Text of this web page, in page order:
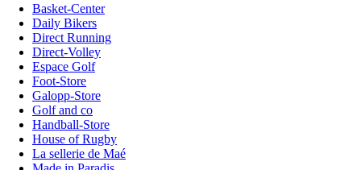
Basket-Center
Daily Bikers
Direct Running
Direct-Volley
Espace Golf
Foot-Store
Galopp-Store
Golf and co
Handball-Store
House of Rugby
La sellerie de Maé